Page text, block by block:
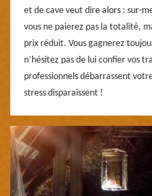
et de cave veut dire alors : sur-
vous ne paierez pas la totalité,
prix réduit. Vous gagnerez
n’hésitez pas de lui confier vos
professionnels débarrassent
stress disparaissent !